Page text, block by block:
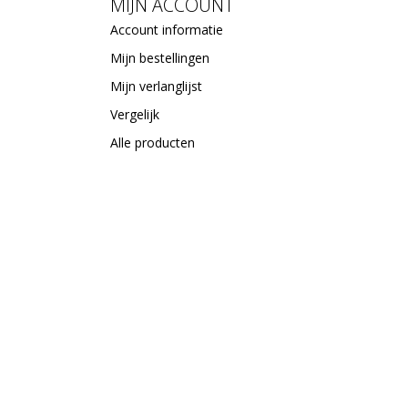
MIJN ACCOUNT
Account informatie
Mijn bestellingen
Mijn verlanglijst
Vergelijk
Alle producten